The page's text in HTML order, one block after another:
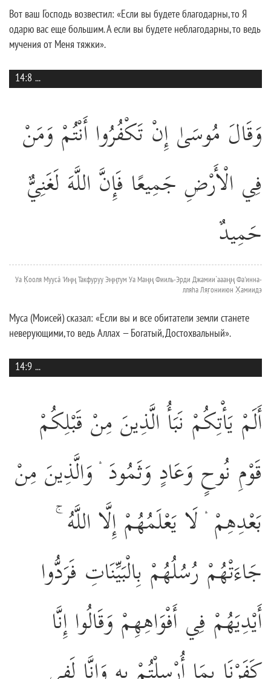
Вот ваш Господь возвестил: «Если вы будете благодарны, то Я
одарю вас еще большим. А если вы будете неблагодарны, то ведь
мучения от Меня тяжки».
14:8 ...
وَقَالَ مُوسَىٰ إِنْ تَكْفُرُوا أَنْتُمْ وَمَنْ
فِي الْأَرْضِ جَمِيعًا فَإِنَّ اللَّهَ لَغَنِيٌّ
حَمِيدٌ
Уа К̣ооля Муусá 'Иңң Такфуруу Эңңтум Уа Маңң Фииль-Эрди Джамии`аааңң Фа'инна-
лляhа Ляг̣онииюн Х̣амиидэ
Муса (Моисей) сказал: «Если вы и все обитатели земли станете
неверующими, то ведь Аллах — Богатый, Достохвальный».
14:9 ...
أَلَمْ يَأْتِكُمْ نَبَأُ الَّذِينَ مِنْ قَبْلِكُمْ
قَوْمِ نُوحٍ وَعَادٍ وَثَمُودَ ۛ وَالَّذِينَ مِنْ
بَعْدِهِمْ ۛ لَا يَعْلَمُهُمْ إِلَّا اللَّهُ ۚ
جَاءَتْهُمْ رُسُلُهُمْ بِالْبَيِّنَاتِ فَرَدُّوا
أَيْدِيَهُمْ فِي أَفْوَاهِهِمْ وَقَالُوا إِنَّا